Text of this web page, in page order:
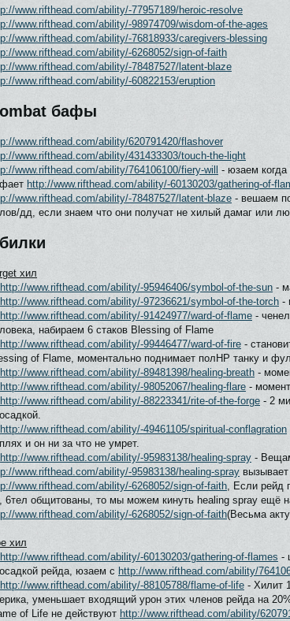
www.rifthead.com/ability/-77957189/heroic-resolve
www.rifthead.com/ability/-98974709/wisdom-of-the-ages
www.rifthead.com/ability/-76818933/caregivers-blessing
www.rifthead.com/ability/-6268052/sign-of-faith
www.rifthead.com/ability/-78487527/latent-blaze
www.rifthead.com/ability/-60822153/eruption
бафы
www.rifthead.com/ability/620791420/flashover
www.rifthead.com/ability/431433303/touch-the-light
www.rifthead.com/ability/764106100/fiery-will
- юзаем
http://www.rifthead.com/ability/-60130203/gathering-of-
www.rifthead.com/ability/-78487527/latent-blaze - вешаем
дд, если знаем что они получат не хилый дамаг или
хил
http://www.rifthead.com/ability/-95946406/symbol-of-the-sun -
http://www.rifthead.com/ability/-97236621/symbol-of-the-torch -
http://www.rifthead.com/ability/-91424977/ward-of-flame -
набираем 6 стаков Blessing of Flame
http://www.rifthead.com/ability/-99446477/ward-of-fire -
of Flame, моментально поднимает полHP танку и
http://www.rifthead.com/ability/-89481398/healing-breath -
http://www.rifthead.com/ability/-98052067/healing-flare -
http://www.rifthead.com/ability/-88223341/rite-of-the-forge - 2
http://www.rifthead.com/ability/-49461105/spiritual-conflagration
и он ни за что не умрет.
http://www.rifthead.com/ability/-95983138/healing-spray -
www.rifthead.com/ability/-95983138/healing-spray вызывает
www.rifthead.com/ability/-6268052/sign-of-faith, Если рейд
6тел общитованы, то мы можем кинуть healing spray ещё
www.rifthead.com/ability/-6268052/sign-of-faith(Весьма
хил
http://www.rifthead.com/ability/-60130203/gathering-of-flames -
рейда, юзаем с http://www.rifthead.com/ability/
http://www.rifthead.com/ability/-88105788/flame-of-life - Хилит
уменьшает входящий урон этих членов рейда на
of Life не действуют http://www.rifthead.com/ability/